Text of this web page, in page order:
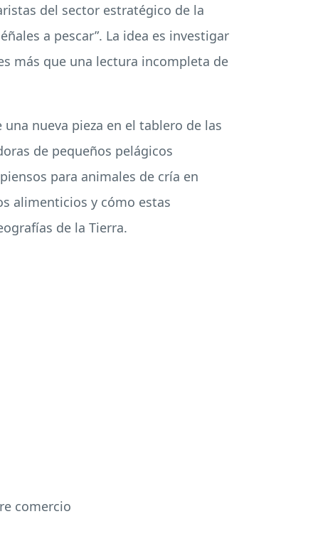
del sector estratégico de la
a pescar”. La idea es investigar
más que una lectura incompleta de
nueva pieza en el tablero de las
de pequeños pelágicos
para animales de cría en
alimenticios y cómo estas
de la Tierra.
comercio